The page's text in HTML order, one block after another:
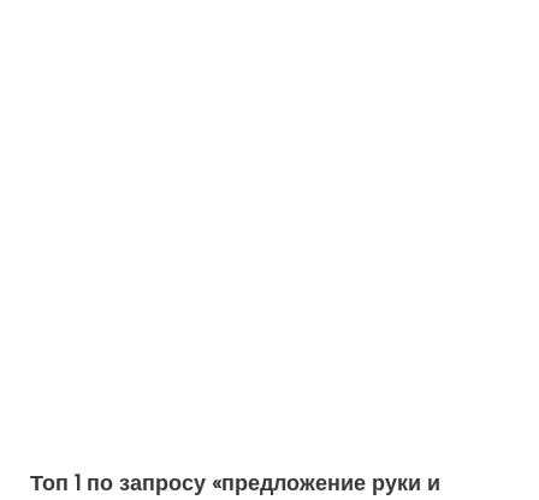
Топ 1 по запросу «предложение руки и